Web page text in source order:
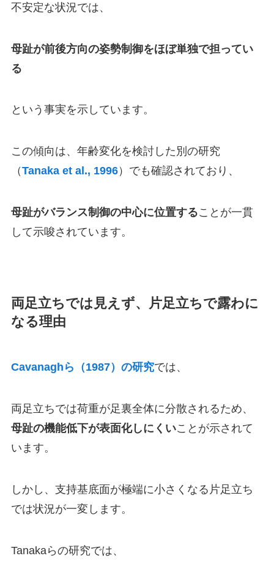
不安定な状況では、
母趾が前後方向の姿勢制御をほぼ単独で担ってい
る
という事実を示しています。
この傾向は、年齢変化を検討した別の研究
（Tanaka et al., 1996）でも確認されており、
母趾がバランス制御の中心に位置することが一貫
して示唆されています。
両足立ちでは見えず、片足立ちで露わに
なる理由
Cavanaghら（1987）の研究では、
両足立ちでは荷重が足裏全体に分散されるため、
母趾の機能低下が表面化しにくいことが示されて
います。
しかし、支持基底面が極端に小さくなる片足立ち
では状況が一変します。
Tanakaらの研究では、